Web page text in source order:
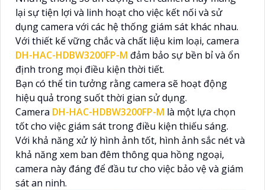
lại sự tiện lợi và linh hoạt cho việc kết nối và sử
dụng camera với các hệ thống giám sát khác nhau.
Với thiết kế vững chắc và chất liệu kim loại, camera
DH-HAC-HDBW3200FP-M đảm bảo sự bền bỉ và ổn
định trong mọi điều kiện thời tiết.
Bạn có thể tin tưởng rằng camera sẽ hoạt động
hiệu quả trong suốt thời gian sử dụng.
Camera DH-HAC-HDBW3200FP-M là một lựa chọn
tốt cho việc giám sát trong điều kiện thiếu sáng.
Với khả năng xử lý hình ảnh tốt, hình ảnh sắc nét và
khả năng xem ban đêm thông qua hồng ngoại,
camera này đáng để đầu tư cho việc bảo vệ và giám
sát an ninh.